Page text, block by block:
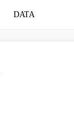
DATA